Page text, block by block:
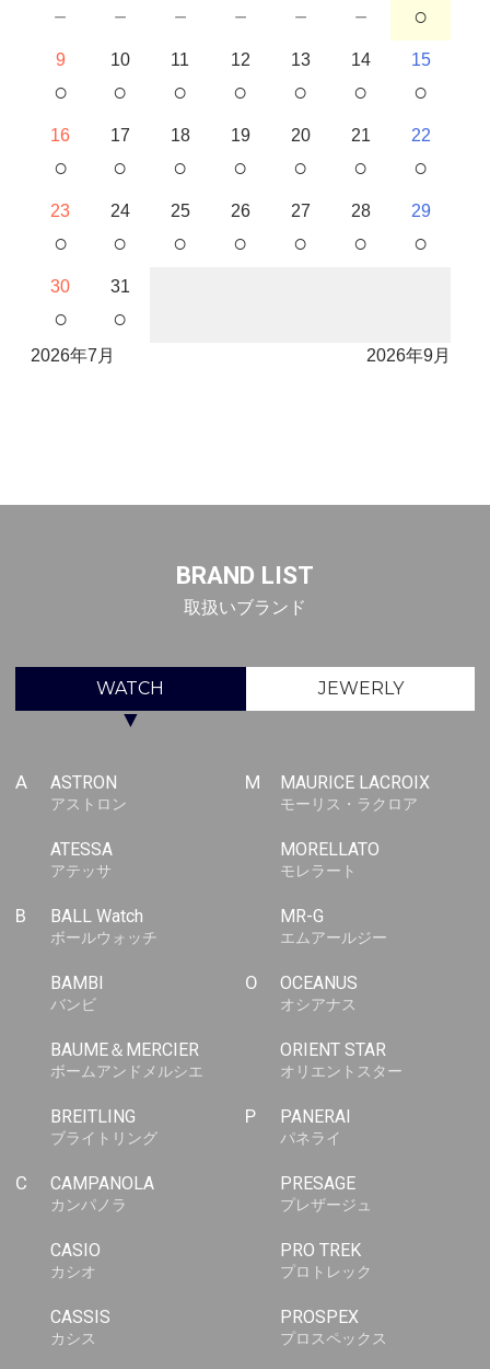
－ － － － － － ○
9
○
10
○
11
○
12
○
13
○
14
○
15
○
16
○
17
○
18
○
19
○
20
○
21
○
22
○
23
○
24
○
25
○
26
○
27
○
28
○
29
○
30
○
31
○
2026年7月 2026年9月
BRAND LIST
取扱いブランド
WATCH JEWERLY
▼
A ASTRON
アストロン
ATESSA
アテッサ
B BALL Watch
ボールウォッチ
BAMBI
バンビ
BAUME＆MERCIER
ボームアンドメルシエ
BREITLING
ブライトリング
C CAMPANOLA
カンパノラ
CASIO
カシオ
CASSIS
カシス
M MAURICE LACROIX
モーリス・ラクロア
MORELLATO
モレラート
MR-G
エムアールジー
O OCEANUS
オシアナス
ORIENT STAR
オリエントスター
P PANERAI
パネライ
PRESAGE
プレザージュ
PRO TREK
プロトレック
PROSPEX
プロスペックス